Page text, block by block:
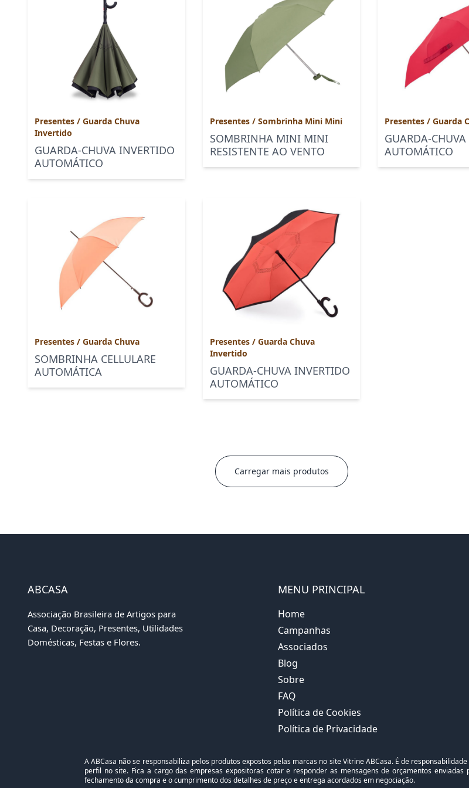
Presentes / Guarda Chuva
Invertido
GUARDA-CHUVA INVERTIDO
AUTOMÁTICO
Presentes / Sombrinha Mini Mini
SOMBRINHA MINI MINI
RESISTENTE AO VENTO
Presentes/Guarda
GUARDA-
AUTOMÁTICO
Presentes / Guarda Chuva
SOMBRINHA CELLULARE
AUTOMÁTICA
Presentes / Guarda Chuva
Invertido
GUARDA-CHUVA INVERTIDO
AUTOMÁTICO
Carregar mais produtos
ABCASA
Associação Brasileira de Artigos para
Casa, Decoração, Presentes, Utilidades
Domésticas, Festas e Flores.
MENU PRINCIPAL
Home
Campanhas
Associados
Blog
Sobre
FAQ
Política de Cookies
Política de Privacidade
A ABCasa não se responsabiliza pelos produtos expostos pelas marcas no site Vitrine ABCasa. É de
perfil no site. Fica a cargo das empresas expositoras cotar e responder as mensagens de orçamentos
fechamento da compra e o cumprimento dos detalhes de preço e entrega acordados em negociação.